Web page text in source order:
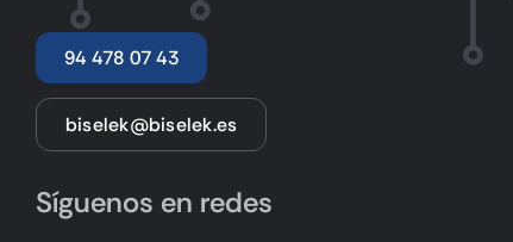
94 478 07 43
biselek@biselek.es
Síguenos en redes